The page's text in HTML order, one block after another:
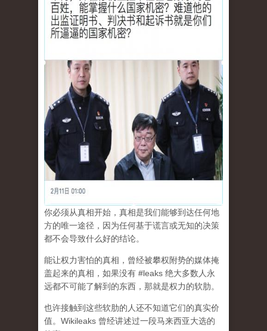
你必须从真相开始，真相是我们能够到达任何地
方的唯一途径，因为任何基于谎言或无知的决策
都不会导致什么好的结论。
能让权力害怕的真相，曾经被攀权附势的媒体掩
盖起来的真相，如果没有 #leaks 绝大多数人永
远都不可能了解到的东西，那就是权力的软肋。
也许接触到这些软肋的人还不知道它们的真实价
值。Wikileaks 曾经讲述过一段马来西亚大选的